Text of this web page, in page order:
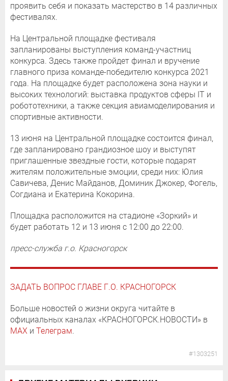
проявить себя и показать мастерство в 14 различных
фестивалях.
На Центральной площадке фестиваля
запланированы выступления команд-участниц
конкурса. Здесь также пройдет финал и вручение
главного приза команде-победителю конкурса 2021
года. На площадке будет расположена зона науки и
высоких технологий: выставка продуктов сферы IT и
робототехники, а также секция авиамоделирования и
спортивные активности.
13 июня на Центральной площадке состоится финал,
где запланировано грандиозное шоу и выступят
приглашенные звездные гости, которые подарят
жителям положительные эмоции, среди них: Юлия
Савичева, Денис Майданов, Доминик Джокер, Фогель,
Согдиана и Екатерина Кокорина.
Площадка расположится на стадионе «Зоркий» и
будет работать 12 и 13 июня с 12:00 до 22:00.
пресс-служба г.о. Красногорск
ЗАДАТЬ ВОПРОС ГЛАВЕ Г.О. КРАСНОГОРСК
Больше новостей о жизни округа читайте в
официальных каналах «КРАСНОГОРСК.НОВОСТИ» в
MAX и Телеграм.
#1303251